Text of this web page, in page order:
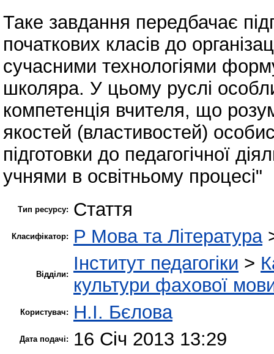
Таке завдання передбачає
початкових класів до
сучасними технологіями
школяра. У цьому руслі
компетенція вчителя, що
якостей (властивостей)
підготовки до педагогічної
учнями в освітньому процесі"
Тип ресурсу: Стаття
Класифікатор: P Мова та Література
Відділи:
Інститут педагогіки >
культури фахової
Користувач: Н.І. Бєлова
Дата подачі: 16 Січ 2013 13:29